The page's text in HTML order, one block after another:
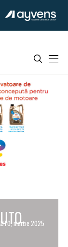
martie 2025